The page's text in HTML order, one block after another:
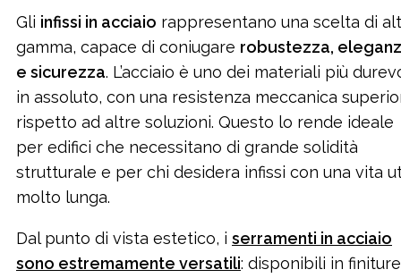
Gli infissi in acciaio rappresentano una scelta di
gamma, capace di coniugare robustezza,
e sicurezza. L’acciaio è uno dei materiali più
in assoluto, con una resistenza meccanica
rispetto ad altre soluzioni. Questo lo rende ideale
per edifici che necessitano di grande solidità
strutturale e per chi desidera infissi con una vita
molto lunga.
Dal punto di vista estetico, i serramenti in acciaio
sono estremamente versatili: disponibili in finiture